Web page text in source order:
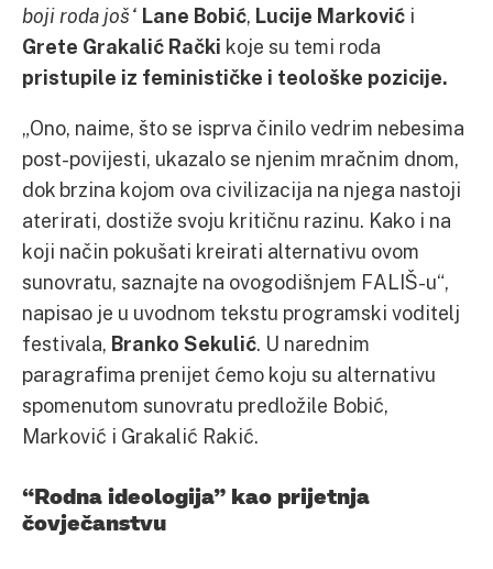
boji roda još“ Lane Bobić, Lucije Marković i
Grete Grakalić Rački koje su temi roda
pristupile iz feminističke i teološke pozicije.
„Ono, naime, što se isprva činilo vedrim nebesima
post-povijesti, ukazalo se njenim mračnim dnom,
dok brzina kojom ova civilizacija na njega nastoji
aterirati, dostiže svoju kritičnu razinu. Kako i na
koji način pokušati kreirati alternativu ovom
sunovratu, saznajte na ovogodišnjem FALIŠ-u“,
napisao je u uvodnom tekstu programski voditelj
festivala, Branko Sekulić. U narednim
paragrafima prenijet ćemo koju su alternativu
spomenutom sunovratu predložile Bobić,
Marković i Grakalić Rakić.
“Rodna ideologija” kao prijetnja
čovječanstvu